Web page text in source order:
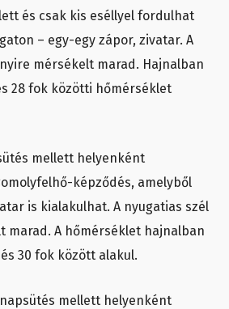
és csak kis eséllyel fordulhat
– egy-egy zápor, zivatar. A
mérsékelt marad. Hajnalban
28 fok közötti hőmérséklet
mellett helyenként
képződés, amelyből
is kialakulhat. A nyugatias szél
marad. A hőmérséklet hajnalban
30 fok között alakul.
mellett helyenként